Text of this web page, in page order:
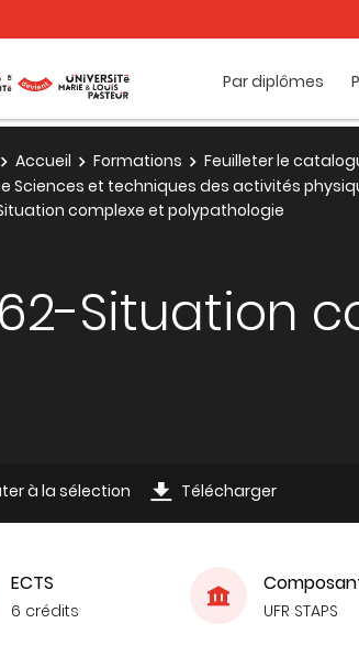
Par diplômes
Accueil Formations Feuilleter le
Sciences et techniques des activités
complexe et polypathologie
Situation
à la sélection Télécharger
ECTS
6 crédits UFR STAPS